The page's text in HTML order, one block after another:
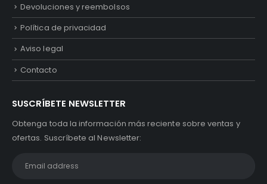
Devoluciones y reembolsos
Política de privacidad
Aviso legal
Contacto
SUSCRÍBETE NEWSLETTER
Obtenga toda la información más reciente sobre ventas y
ofertas. Suscríbete al Newsletter: